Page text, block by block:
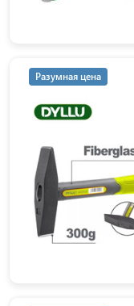
Разумная цена